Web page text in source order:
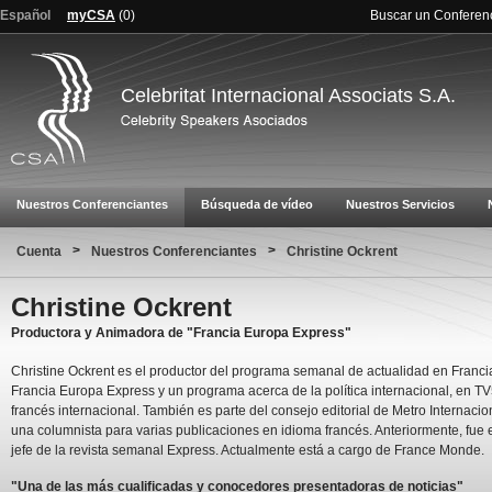
Español myCSA (0) Buscar un
Celebritat Internacional Associats S.A.
Nuestros Conferenciantes Búsqueda de vídeo Nuestros Servicios
Cuenta > Nuestros Conferenciantes > Christine Ockrent
Christine Ockrent
Productora y Animadora de "Francia Europa Express"
Christine Ockrent es el productor del programa semanal de actualidad en
Francia Europa Express y un programa acerca de la política internacional, en
francés internacional. También es parte del consejo editorial de Metro
una columnista para varias publicaciones en idioma francés. Anteriormente, fue
jefe de la revista semanal Express. Actualmente está a cargo de France Monde.
"Una de las más cualificadas y conocedores presentadoras de noticias"